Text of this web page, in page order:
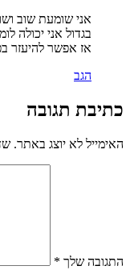
אני שומעת שוב
בגדול אני יכולה
אז אפשר להיעזר
הגב
כתיבת תגובה
האימייל לא יוצג באתר.
התגובה שלך *